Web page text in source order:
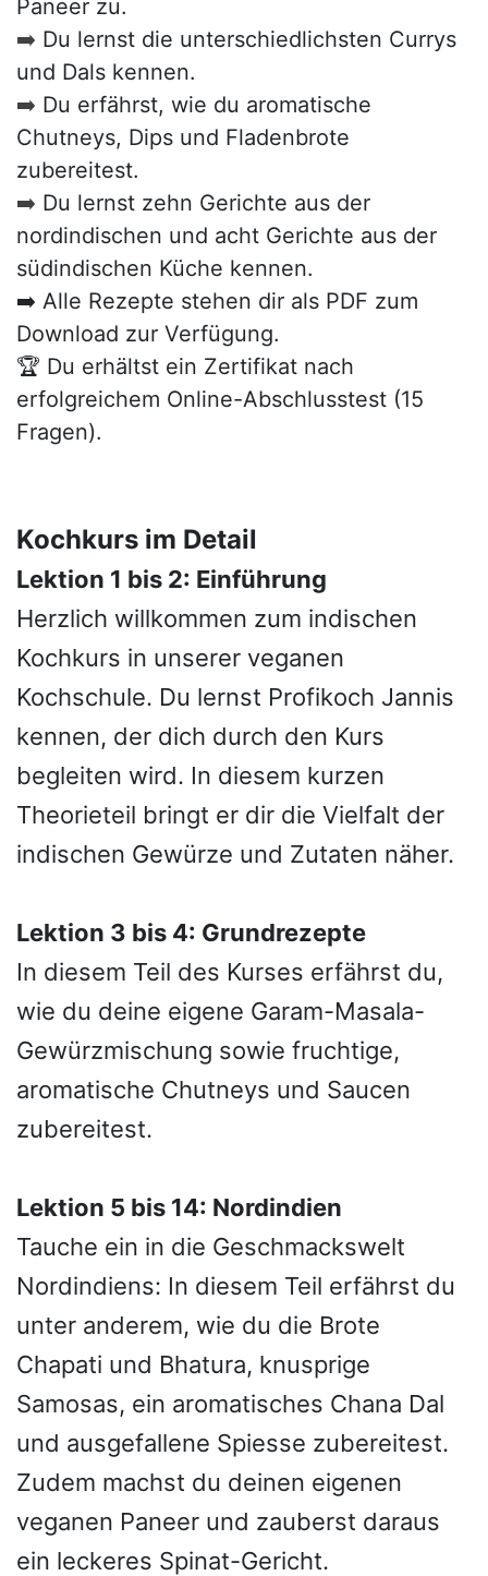
Paneer zu.
➡️ Du lernst die unterschiedlichsten Currys
und Dals kennen.
➡️ Du erfährst, wie du aromatische
Chutneys, Dips und Fladenbrote
zubereitest.
➡️ Du lernst zehn Gerichte aus der
nordindischen und acht Gerichte aus der
südindischen Küche kennen.
➡️ Alle Rezepte stehen dir als PDF zum
Download zur Verfügung.
🏆 Du erhältst ein Zertifikat nach
erfolgreichem Online-Abschlusstest (15
Fragen).
Kochkurs im Detail
Lektion 1 bis 2: Einführung
Herzlich willkommen zum indischen
Kochkurs in unserer veganen
Kochschule. Du lernst Profikoch Jannis
kennen, der dich durch den Kurs
begleiten wird. In diesem kurzen
Theorieteil bringt er dir die Vielfalt der
indischen Gewürze und Zutaten näher.
Lektion 3 bis 4: Grundrezepte
In diesem Teil des Kurses erfährst du,
wie du deine eigene Garam-Masala-
Gewürzmischung sowie fruchtige,
aromatische Chutneys und Saucen
zubereitest.
Lektion 5 bis 14: Nordindien
Tauche ein in die Geschmackswelt
Nordindiens: In diesem Teil erfährst du
unter anderem, wie du die Brote
Chapati und Bhatura, knusprige
Samosas, ein aromatisches Chana Dal
und ausgefallene Spiesse zubereitest.
Zudem machst du deinen eigenen
veganen Paneer und zauberst daraus
ein leckeres Spinat-Gericht.